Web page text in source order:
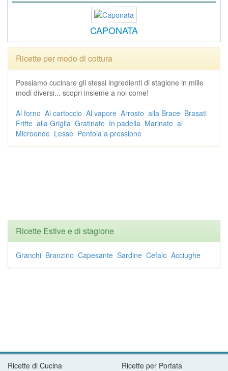
CAPONATA
Ricette per modo di cottura
Possiamo cucinare gli stessi ingredienti di stagione in mille
modi diversi... scopri insieme a noi come!
Al forno Al cartoccio Al vapore Arrosto alla Brace Brasati
Fritte alla Griglia Gratinate In padella Marinate al
Microonde Lesse Pentola a pressione
Ricette Estive e di stagione
Granchi Branzino Capesante Sardine Cefalo Acciughe
Ricette di Cucina
Ricette per Portata